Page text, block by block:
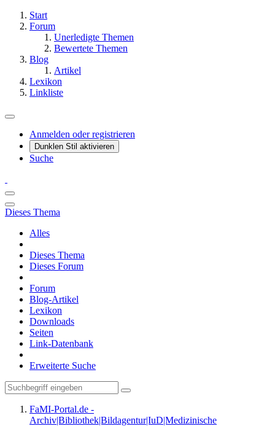
Start
Forum
Unerledigte Themen
Bewertete Themen
Blog
Artikel
Lexikon
Linkliste
Anmelden oder registrieren
Dunklen Stil aktivieren
Suche
Dieses Thema
Alles
Dieses Thema
Dieses Forum
Forum
Blog-Artikel
Lexikon
Downloads
Seiten
Link-Datenbank
Erweiterte Suche
FaMI-Portal.de -
Archiv|Bibliothek|Bildagentur|IuD|Medizinische